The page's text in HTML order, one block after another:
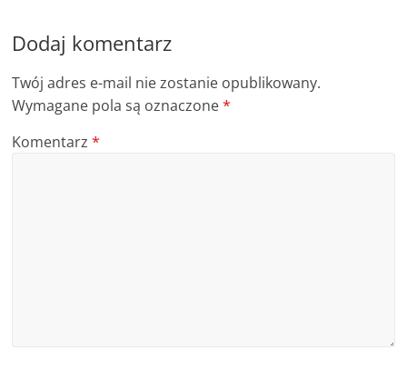
Dodaj komentarz
Twój adres e-mail nie zostanie opublikowany.
Wymagane pola są oznaczone*
Komentarz*